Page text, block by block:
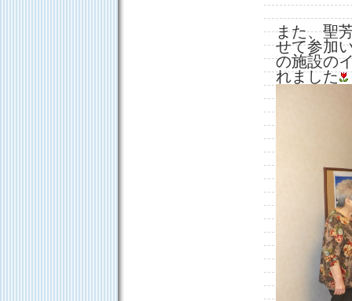
また、聖
せて参加
の施設の
れました